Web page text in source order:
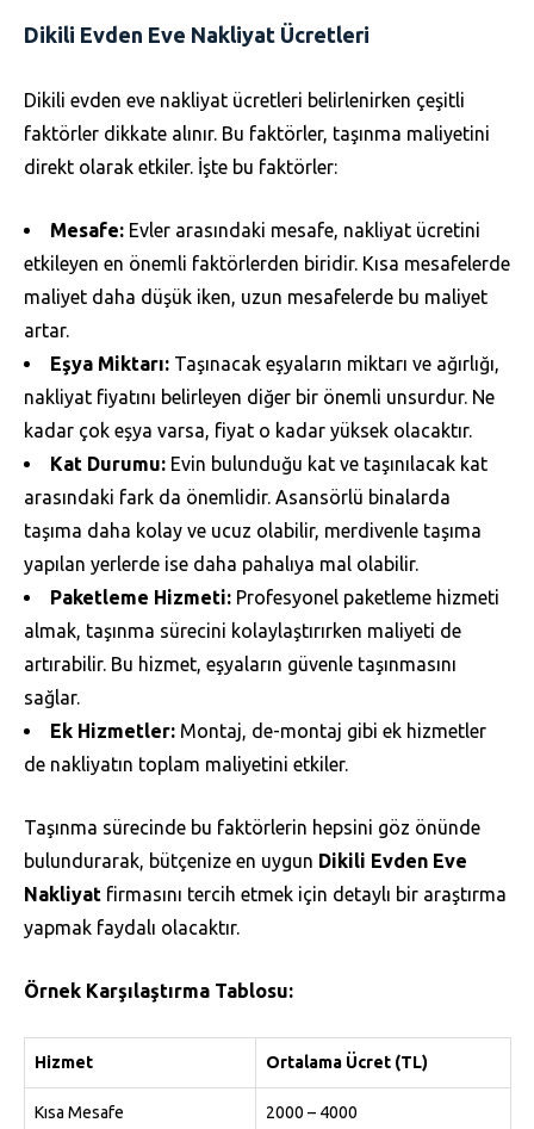
Dikili Evden Eve Nakliyat Ücretleri
Dikili evden eve nakliyat ücretleri belirlenirken çeşitli
faktörler dikkate alınır. Bu faktörler, taşınma maliyetini
direkt olarak etkiler. İşte bu faktörler:
Mesafe: Evler arasındaki mesafe, nakliyat ücretini
etkileyen en önemli faktörlerden biridir. Kısa mesafelerde
maliyet daha düşük iken, uzun mesafelerde bu maliyet
artar.
Eşya Miktarı: Taşınacak eşyaların miktarı ve ağırlığı,
nakliyat fiyatını belirleyen diğer bir önemli unsurdur. Ne
kadar çok eşya varsa, fiyat o kadar yüksek olacaktır.
Kat Durumu: Evin bulunduğu kat ve taşınılacak kat
arasındaki fark da önemlidir. Asansörlü binalarda
taşıma daha kolay ve ucuz olabilir, merdivenle taşıma
yapılan yerlerde ise daha pahalıya mal olabilir.
Paketleme Hizmeti: Profesyonel paketleme hizmeti
almak, taşınma sürecini kolaylaştırırken maliyeti de
artırabilir. Bu hizmet, eşyaların güvenle taşınmasını
sağlar.
Ek Hizmetler: Montaj, de-montaj gibi ek hizmetler
de nakliyatın toplam maliyetini etkiler.
Taşınma sürecinde bu faktörlerin hepsini göz önünde
bulundurarak, bütçenize en uygun Dikili Evden Eve
Nakliyat firmasını tercih etmek için detaylı bir araştırma
yapmak faydalı olacaktır.
Örnek Karşılaştırma Tablosu:
Hizmet Ortalama Ücret (TL)
Kısa Mesafe 2000 – 4000